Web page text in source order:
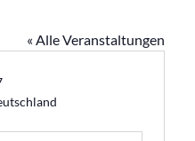
« Alle Veranstaltungen